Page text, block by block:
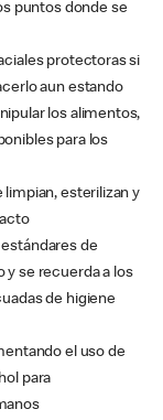
puntos donde se
protectoras si
aun estando
los alimentos,
para los
limpian, esterilizan y
de
y se recuerda a los
de higiene
el uso de
para